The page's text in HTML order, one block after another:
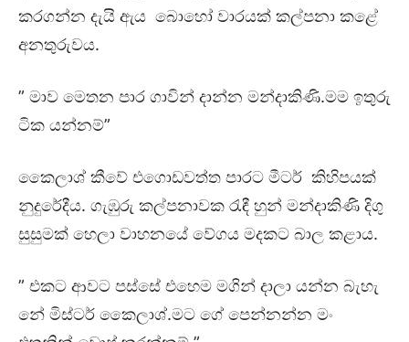
කරගන්න දැයි ඇය බොහෝ වාරයක් කල්පනා කළේ
අනතුරුවය.
” මාව මෙතන පාර ගාවින් දාන්න මන්දාකිණි.මම ඉතුරු
ටික යන්නම්”
කෛලාශ් කීවේ එගොඩවත්ත පාරට මීටර් කිහිපයක්
නුදුරේදීය. ගැඹුරු කල්පනාවක රැඳී හුන් මන්දාකිණි දිගු
සුසුමක් හෙලා වාහනයේ වේගය මදකට බාල කළාය.
” එකට ආවට පස්සේ එහෙම මගින් දාලා යන්න බැහැ
නේ මිස්ටර් කෛලාශ්.මට ගේ පෙන්නන්න මං